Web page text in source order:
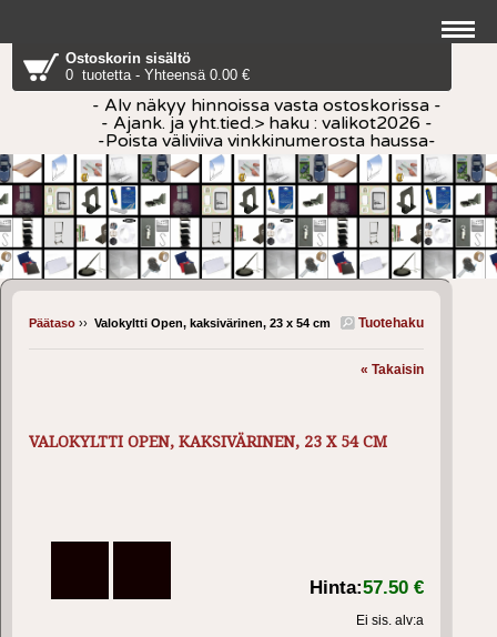
Ostoskorin sisältö
0 tuotetta - Yhteensä 0.00 €
- Alv näkyy hinnoissa vasta ostoskorissa -
- Ajank. ja yht.tied.> haku : valikot2026 -
-Poista väliviiva vinkkinumerosta haussa-
Tuotehaku
Päätaso ›› Valokyltti Open, kaksivärinen, 23 x 54 cm
« Takaisin
VALOKYLTTI OPEN, KAKSIVÄRINEN, 23 X 54 CM
Hinta:57.50 €
Ei sis. alv:a